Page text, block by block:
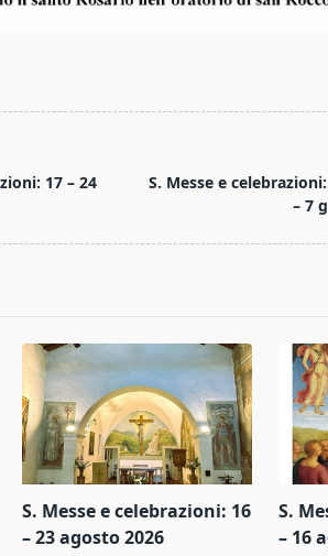
17 – 24
S. Messe e
– 7
S. Messe e celebrazioni: 16
– 23 agosto 2026
S.
– 16